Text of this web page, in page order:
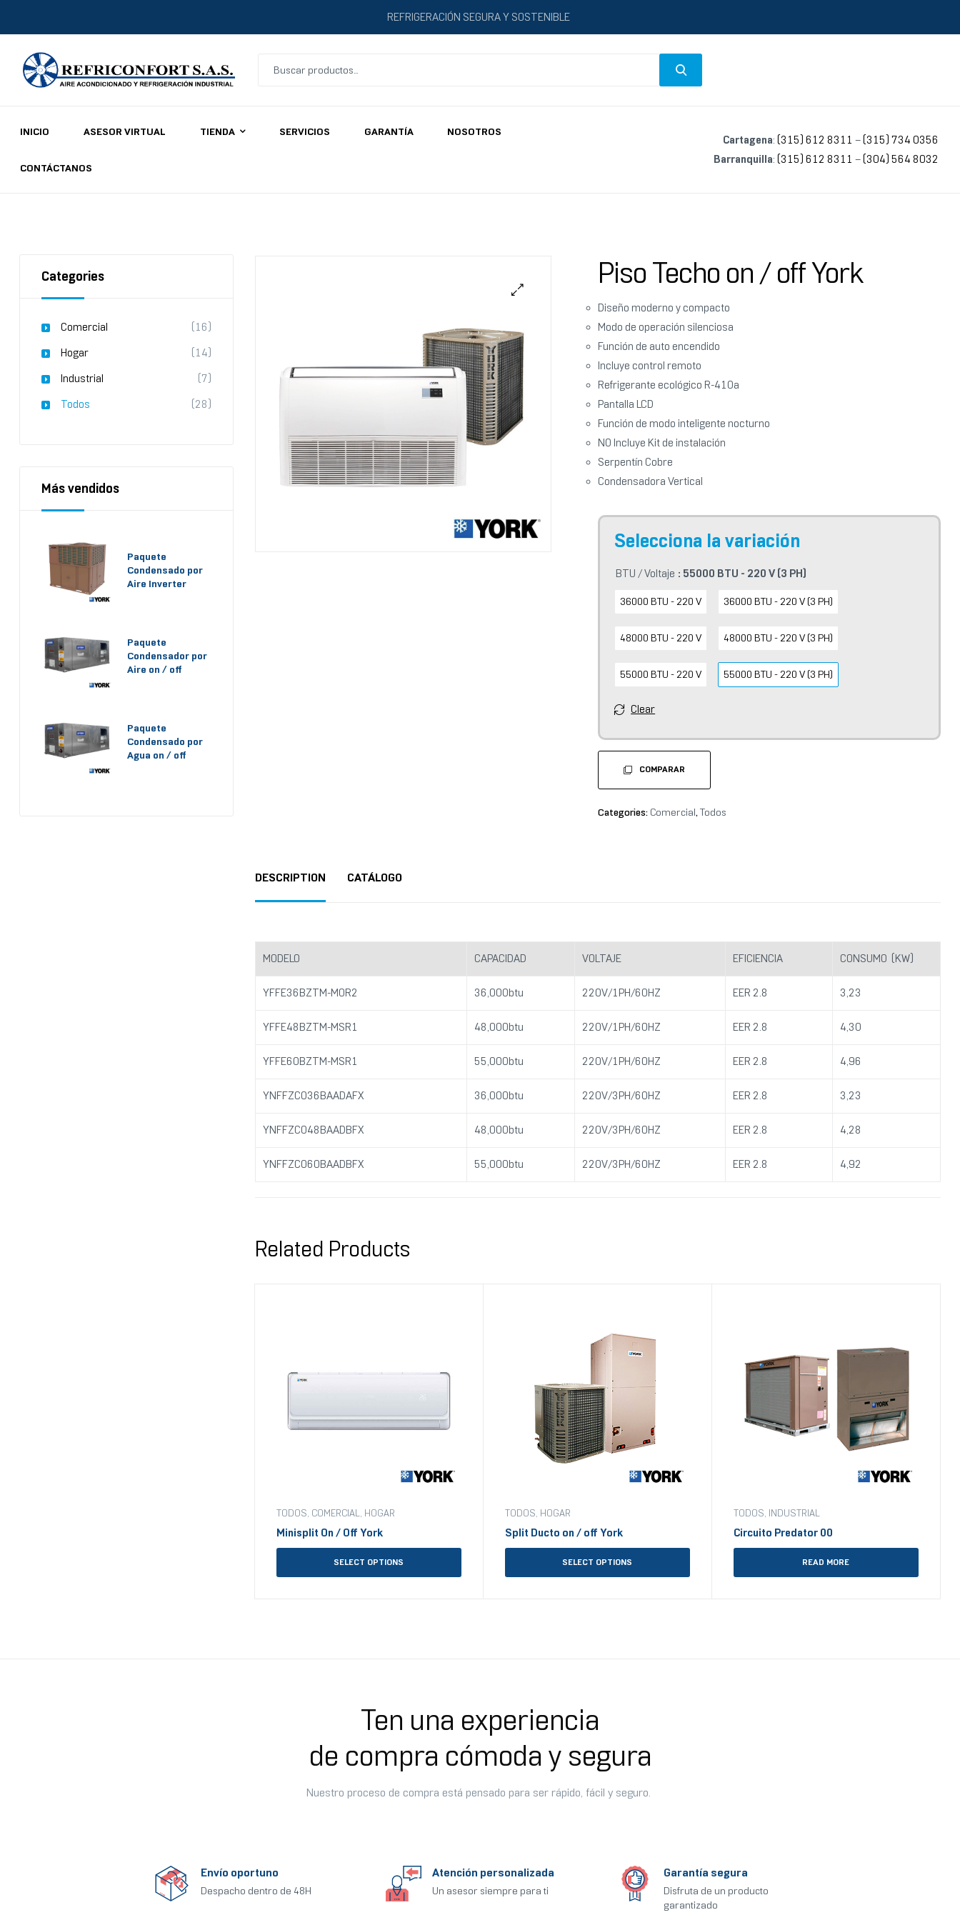
REFRIGERACIÓN SEGURA Y SOSTENIBLE
Aires
y
INICIO ASESOR VIRTUAL TIENDA SERVICIOS GARANTÍA NOSOTROS
CONTÁCTANOS
Cartagena: (315) 612 8311 –(315) 734 0356
Barranquilla: (315) 612 8311 –(304) 564 8032
Piso Techo on / off York
Diseño moderno y compacto
Modo de operación silenciosa
Función de auto encendido
Incluye control remoto
Refrigerante ecológico R-410a
Pantalla LCD
Función de modo inteligente nocturno
NO Incluye Kit de instalación
Serpentín Cobre
Condensadora Vertical
BTU / Voltaje : 55000 BTU - 220 V (3 PH)
36000 BTU - 220 V 36000 BTU - 220 V (3 PH)
48000 BTU - 220 V 48000 BTU - 220 V (3 PH)
55000 BTU - 220 V 55000 BTU - 220 V (3 PH)
Clear
COMPARAR
Categories: Comercial,Todos
DESCRIPTION CATÁLOGO
MODELO CAPACIDAD VOLTAJE EFICIENCIA CONSUMO (KW)
YFFE36BZTM-MOR2 36,000btu 220V/1PH/60HZ EER 2.8 3,23
YFFE48BZTM-MSR1 48,000btu 220V/1PH/60HZ EER 2.8 4,30
YFFE60BZTM-MSR1 55,000btu 220V/1PH/60HZ EER 2.8 4,96
YNFFZC036BAADAFX 36,000btu 220V/3PH/60HZ EER 2.8 3,23
YNFFZC048BAADBFX 48,000btu 220V/3PH/60HZ EER 2.8 4,28
YNFFZC060BAADBFX 55,000btu 220V/3PH/60HZ EER 2.8 4,92
Related Products
TODOS, COMERCIAL, HOGAR
Minisplit On / Off York
SELECT OPTIONS
TODOS, HOGAR
Split Ducto on / off York
SELECT OPTIONS
TODOS, INDUSTRIAL
Circuito Predator 00
READ MORE
Categories
Comercial
(16)
Hogar
(14)
Industrial
(7)
Todos
(28)
Más vendidos
Paquete
Condensado por
Aire Inverter
Paquete
Condensador por
Aire on / off
Paquete
Condensado por
Agua on / off
Ten una experiencia
de compra cómoda y segura
Nuestro proceso de compra está pensado para ser rápido, fácil y seguro.
Envío oportuno
Despacho dentro de 48H
Atención personalizada
Un asesor siempre para ti
Garantía segura
Disfruta de un producto
garantizado